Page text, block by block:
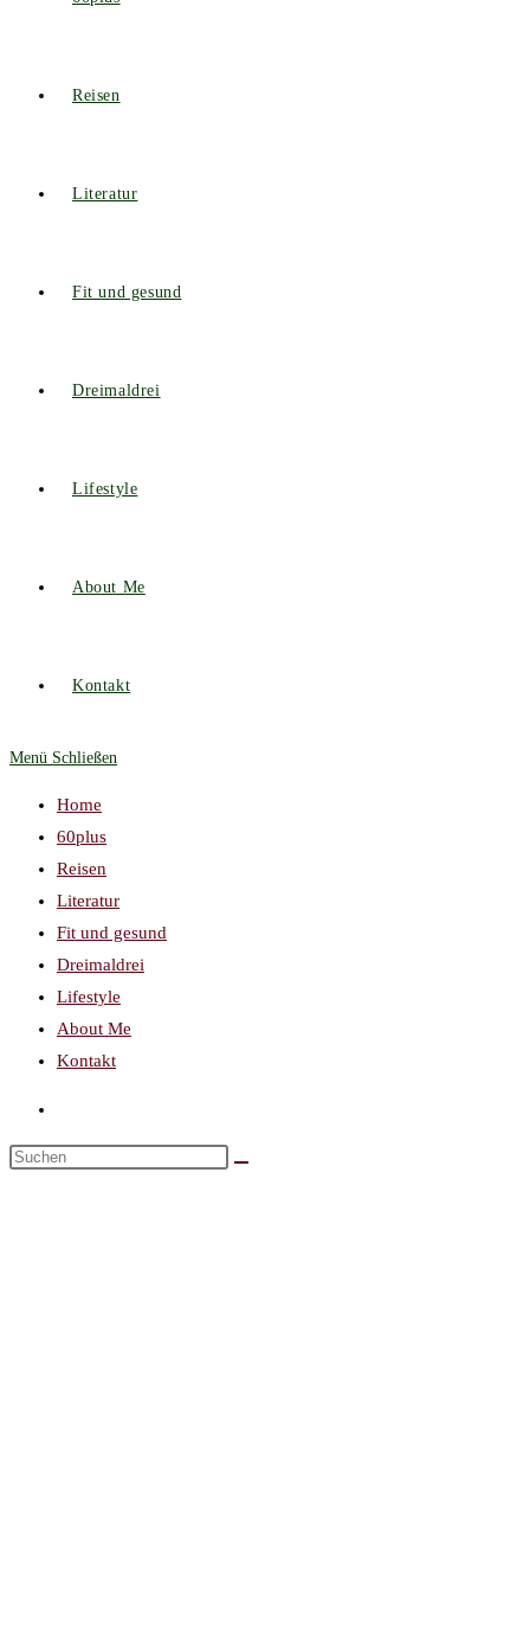
Reisen
Literatur
Fit und gesund
Dreimaldrei
Lifestyle
About Me
Kontakt
Menü Schließen
Home
60plus
Reisen
Literatur
Fit und gesund
Dreimaldrei
Lifestyle
About Me
Kontakt